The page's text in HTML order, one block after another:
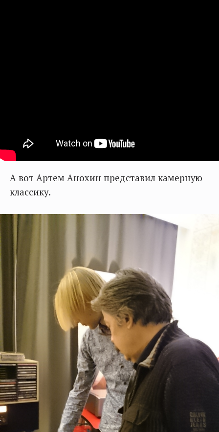
А вот Артем Анохин представил камерную
классику.